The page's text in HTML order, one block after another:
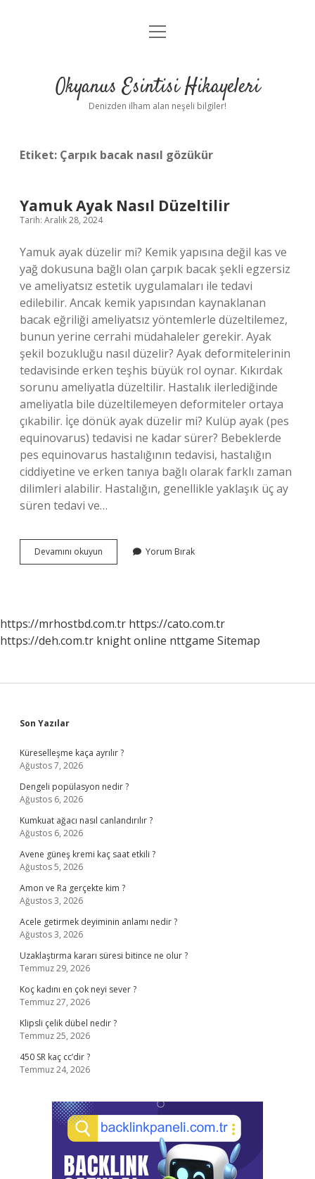
Anasayfa
Yasal Uyarı
menüyü
Okyanus Esintisi Hikayeleri
Denizden ilham alan neşeli bilgiler!
Etiket: Çarpık bacak nasıl gözükür
Yamuk Ayak Nasıl Düzeltilir
Tarih: Aralık 28, 2024
Yamuk ayak düzelir mi? Kemik yapısına değil kas ve
yağ dokusuna bağlı olan çarpık bacak şekli egzersiz
ve ameliyatsız estetik uygulamaları ile tedavi
edilebilir. Ancak kemik yapısından kaynaklanan
bacak eğriliği ameliyatsız yöntemlerle düzeltilemez,
bunun yerine cerrahi müdahaleler gerekir. Ayak
şekil bozukluğu nasıl düzelir? Ayak deformitelerinin
tedavisinde erken teşhis büyük rol oynar. Kıkırdak
sorunu ameliyatla düzeltilir. Hastalık ilerlediğinde
ameliyatla bile düzeltilemeyen deformiteler ortaya
çıkabilir. İçe dönük ayak düzelir mi? Kulüp ayak (pes
equinovarus) tedavisi ne kadar sürer? Bebeklerde
pes equinovarus hastalığının tedavisi, hastalığın
ciddiyetine ve erken tanıya bağlı olarak farklı zaman
dilimleri alabilir. Hastalığın, genellikle yaklaşık üç ay
süren tedavi ve…
Devamını okuyun
Ayak
Yorum Bırak
https://mrhostbd.com.tr https://cato.com.tr
https://deh.com.tr knight online nttgame Sitemap
Sidebar
Son Yazılar
Küreselleşme kaça ayrılır ?
Ağustos 7, 2026
Dengeli popülasyon nedir ?
Ağustos 6, 2026
Kumkuat ağacı nasıl canlandırılır ?
Ağustos 6, 2026
Avene güneş kremi kaç saat etkili ?
Ağustos 5, 2026
Amon ve Ra gerçekte kim ?
Ağustos 3, 2026
Acele getirmek deyiminin anlamı nedir ?
Ağustos 3, 2026
Uzaklaştırma kararı süresi bitince ne olur ?
Temmuz 29, 2026
Koç kadını en çok neyi sever ?
Temmuz 27, 2026
Klipsli çelik dübel nedir ?
Temmuz 25, 2026
450 SR kaç cc’dir ?
Temmuz 24, 2026